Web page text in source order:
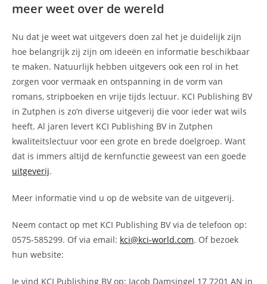
meer weet over de wereld
Nu dat je weet wat uitgevers doen zal het je duidelijk zijn
hoe belangrijk zij zijn om ideeën en informatie beschikbaar
te maken. Natuurlijk hebben uitgevers ook een rol in het
zorgen voor vermaak en ontspanning in de vorm van
romans, stripboeken en vrije tijds lectuur. KCI Publishing BV
in Zutphen is zo’n diverse uitgeverij die voor ieder wat wils
heeft. Al jaren levert KCI Publishing BV in Zutphen
kwaliteitslectuur voor een grote en brede doelgroep. Want
dat is immers altijd de kernfunctie geweest van een goede
uitgeverij.
Meer informatie vind u op de website van de uitgeverij.
Neem contact op met KCI Publishing BV via de telefoon op:
0575-585299. Of via email: kci@kci-world.com. Of bezoek
hun website:
Je vind KCI Publishing BV op: Jacob Damsingel 17 7201 AN in